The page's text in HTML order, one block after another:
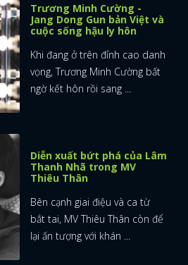
Trương Minh Cường -
Jang Dong Gun bản Việt và
cuộc sống hậu ly hôn
Khi đang ở trên đỉnh cao danh
vọng, Trương Minh Cường bất
ngờ kết hôn rồi sang ...
Diễn xuất bứt phá của Lâm
Thanh Nhã trong MV
Thiêu Thân
Bên cạnh giai điệu và ca từ
bắt tai, MV Thiêu Thân còn để
lại ấn tượng với khán ...